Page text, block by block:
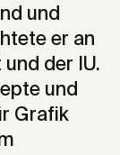
und
er an
der IU.
und
Grafik